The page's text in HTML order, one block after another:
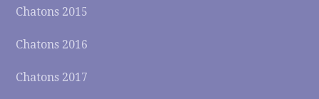
Chatons 2015
Chatons 2016
Chatons 2017